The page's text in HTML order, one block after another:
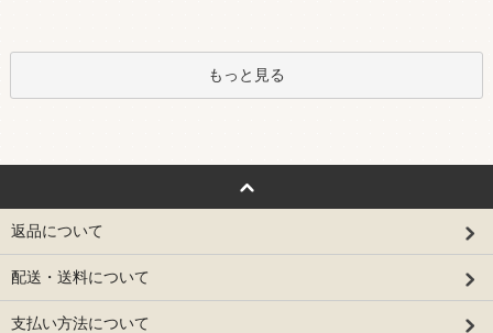
もっと見る
返品について
配送・送料について
支払い方法について